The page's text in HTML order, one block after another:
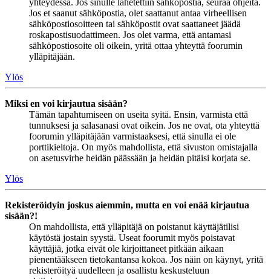
yhteydessä. Jos sinulle lähetettiin sähköpostia, seuraa ohjeita.
Jos et saanut sähköpostia, olet saattanut antaa virheellisen
sähköpostiosoitteen tai sähköpostit ovat saattaneet jäädä
roskapostisuodattimeen. Jos olet varma, että antamasi
sähköpostiosoite oli oikein, yritä ottaa yhteyttä foorumin
ylläpitäjään.
Ylös
Miksi en voi kirjautua sisään?
Tämän tapahtumiseen on useita syitä. Ensin, varmista että
tunnuksesi ja salasanasi ovat oikein. Jos ne ovat, ota yhteyttä
foorumin ylläpitäjään varmistaaksesi, että sinulla ei ole
porttikieltoja. On myös mahdollista, että sivuston omistajalla
on asetusvirhe heidän päässään ja heidän pitäisi korjata se.
Ylös
Rekisteröidyin joskus aiemmin, mutta en voi enää kirjautua
sisään?!
On mahdollista, että ylläpitäjä on poistanut käyttäjätilisi
käytöstä jostain syystä. Useat foorumit myös poistavat
käyttäjiä, jotka eivät ole kirjoittaneet pitkään aikaan
pienentääkseen tietokantansa kokoa. Jos näin on käynyt, yritä
rekisteröityä uudelleen ja osallistu keskusteluun